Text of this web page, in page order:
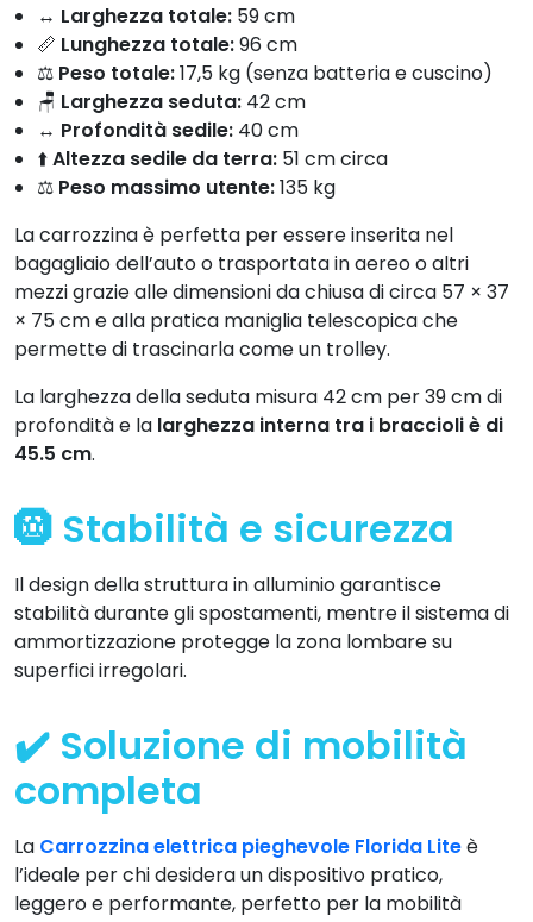
↔️ Larghezza totale: 59 cm
📏 Lunghezza totale:96 cm
⚖️ Peso totale:17,5 kg (senza batteria e cuscino)
🪑 Larghezza seduta: 42 cm
↔️ Profondità sedile: 40 cm
⬆️Altezza sedile da terra: 51 cm circa
⚖️ Peso massimo utente:135 kg
La carrozzina è perfetta per essere inserita nel
bagagliaio dell’auto o trasportata in aereo o altri
mezzi grazie alle dimensioni da chiusa di circa 57 × 37
× 75 cm e alla pratica maniglia telescopica che
permette di trascinarla come un trolley.
La larghezza della seduta misura 42 cm per 39 cm di
profondità e la larghezza interna tra i braccioli è di
45.5 cm.
🛞 Stabilità e sicurezza
Il design della struttura in alluminio garantisce
stabilità durante gli spostamenti, mentre il sistema di
ammortizzazione protegge la zona lombare su
superfici irregolari.
✔️ Soluzione di mobilità
completa
La Carrozzina elettrica pieghevole Florida Liteè
l’ideale per chi desidera un dispositivo pratico,
leggero e performante, perfetto per la mobilità